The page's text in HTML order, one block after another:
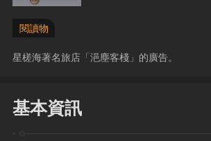
閱讀物
星槎海著名旅店「浥塵客棧」的廣告。
基本資訊